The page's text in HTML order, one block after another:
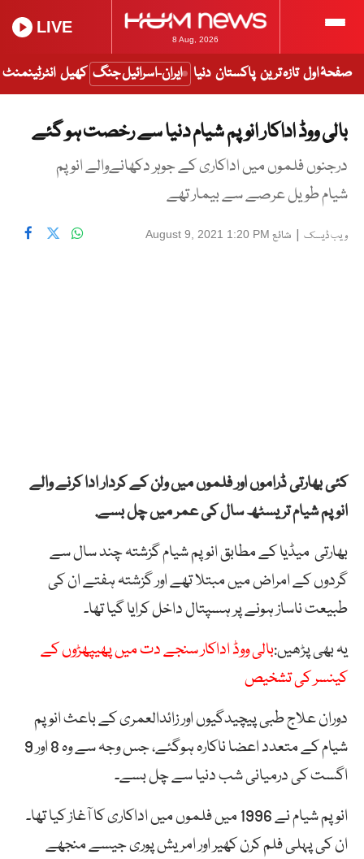
8 Aug, 2026
LIVE
صفحۂ اول تازہ ترین پاکستان دنیا ایران-اسرائیل جنگ کھیل انٹرٹینمنٹ
بالی ووڈ اداکار انوپم شیام دنیا سے رخصت ہو گئے
درجنوں فلموں میں اداکاری کے جوہر دکھانےوالے انوپم
شیام طویل عرصے سے بیمار تھے
ویب ڈیسک | شائع August 9, 2021 1:20 PM
کئی بھارتی ڈراموں اور فلموں میں ولن کے کردار ادا کرنے والے
انوپم شیام تریسٹھ سال کی عمر میں چل بسے.
بھارتی میڈیا کے مطابق انوپم شیام گزشتہ چند سال سے
گردوں کے امراض میں مبتلا تھے اور گزشتہ ہفتے ان کی
طبیعت ناساز ہونے پر ہسپتال داخل کرایا گیا تھا۔
یہ بھی پڑھیں:بالی ووڈ اداکار سنجے دت میں پھیپھڑوں کے
کینسر کی تشخیص
دوران علاج طبی پیچیدگیوں اور زائدالعمری کے باعث انوپم
شیام کے متعدد اعضا ناکارہ ہوگئے، جس وجہ سے وہ 8 اور 9
اگست کی درمیانی شب دنیا سے چل بسے۔
انوپم شیام نے 1996 میں فلموں میں اداکاری کا آغاز کیا تھا۔
ان کی پہلی فلم کرن کھیر اور امریش پوری جیسے منجھے